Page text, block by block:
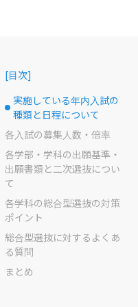
[目次]
選択中のドット
実施している年内入試の
種類と日程について
各入試の募集人数・倍率
各学部・学科の出願基準・
出願書類と二次選抜につい
て
各学科の総合型選抜の対策
ポイント
総合型選抜に対するよくあ
る質問
まとめ